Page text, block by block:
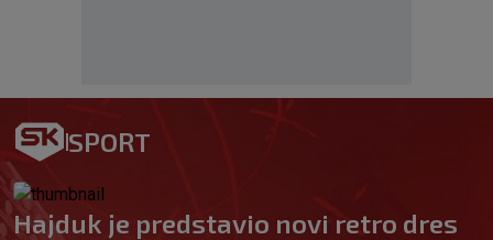
SPORT
Hajduk je predstavio novi retro dres